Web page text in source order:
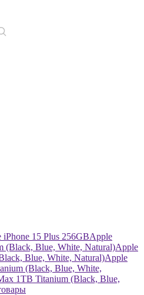
iPhone 15 Plus 256GBApple
(Black, Blue, White, Natural)Apple
Blue, White, Natural)Apple
(Black, Blue, White,
1TB Titanium (Black, Blue,